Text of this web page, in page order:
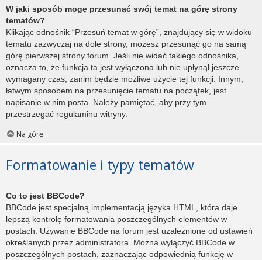
W jaki sposób mogę przesunąć swój temat na górę strony
tematów?
Klikając odnośnik “Przesuń temat w górę”, znajdujący się w widoku
tematu zazwyczaj na dole strony, możesz przesunąć go na samą
górę pierwszej strony forum. Jeśli nie widać takiego odnośnika,
oznacza to, że funkcja ta jest wyłączona lub nie upłynął jeszcze
wymagany czas, zanim będzie możliwe użycie tej funkcji. Innym,
łatwym sposobem na przesunięcie tematu na początek, jest
napisanie w nim posta. Należy pamiętać, aby przy tym
przestrzegać regulaminu witryny.
Na górę
Formatowanie i typy tematów
Co to jest BBCode?
BBCode jest specjalną implementacją języka HTML, która daje
lepszą kontrolę formatowania poszczególnych elementów w
postach. Używanie BBCode na forum jest uzależnione od ustawień
określanych przez administratora. Można wyłączyć BBCode w
poszczególnych postach, zaznaczając odpowiednią funkcję w